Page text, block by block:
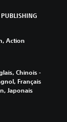
PUBLISHING
Action
Chinois -
Français
Japonais